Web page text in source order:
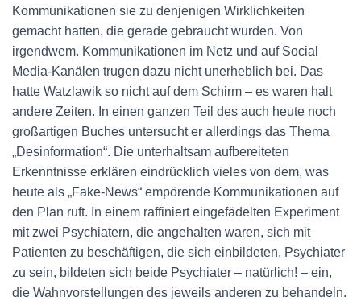
Kommunikationen sie zu denjenigen Wirklichkeiten
gemacht hatten, die gerade gebraucht wurden. Von
irgendwem. Kommunikationen im Netz und auf Social
Media-Kanälen trugen dazu nicht unerheblich bei. Das
hatte Watzlawik so nicht auf dem Schirm – es waren halt
andere Zeiten. In einen ganzen Teil des auch heute noch
großartigen Buches untersucht er allerdings das Thema
„Desinformation“. Die unterhaltsam aufbereiteten
Erkenntnisse erklären eindrücklich vieles von dem, was
heute als „Fake-News“ empörende Kommunikationen auf
den Plan ruft. In einem raffiniert eingefädelten Experiment
mit zwei Psychiatern, die angehalten waren, sich mit
Patienten zu beschäftigen, die sich einbildeten, Psychiater
zu sein, bildeten sich beide Psychiater – natürlich! – ein,
die Wahnvorstellungen des jeweils anderen zu behandeln.